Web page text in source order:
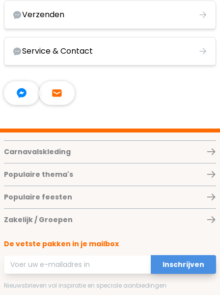
Verzenden
Service & Contact
Carnavalskleding
Populaire thema's
Populaire feesten
Zakelijk / Groepen
De vetste pakken in je mailbox
E-mailadres
Inschrijven
Nieuwsbrieven vol inspiratie en speciale aanbiedingen